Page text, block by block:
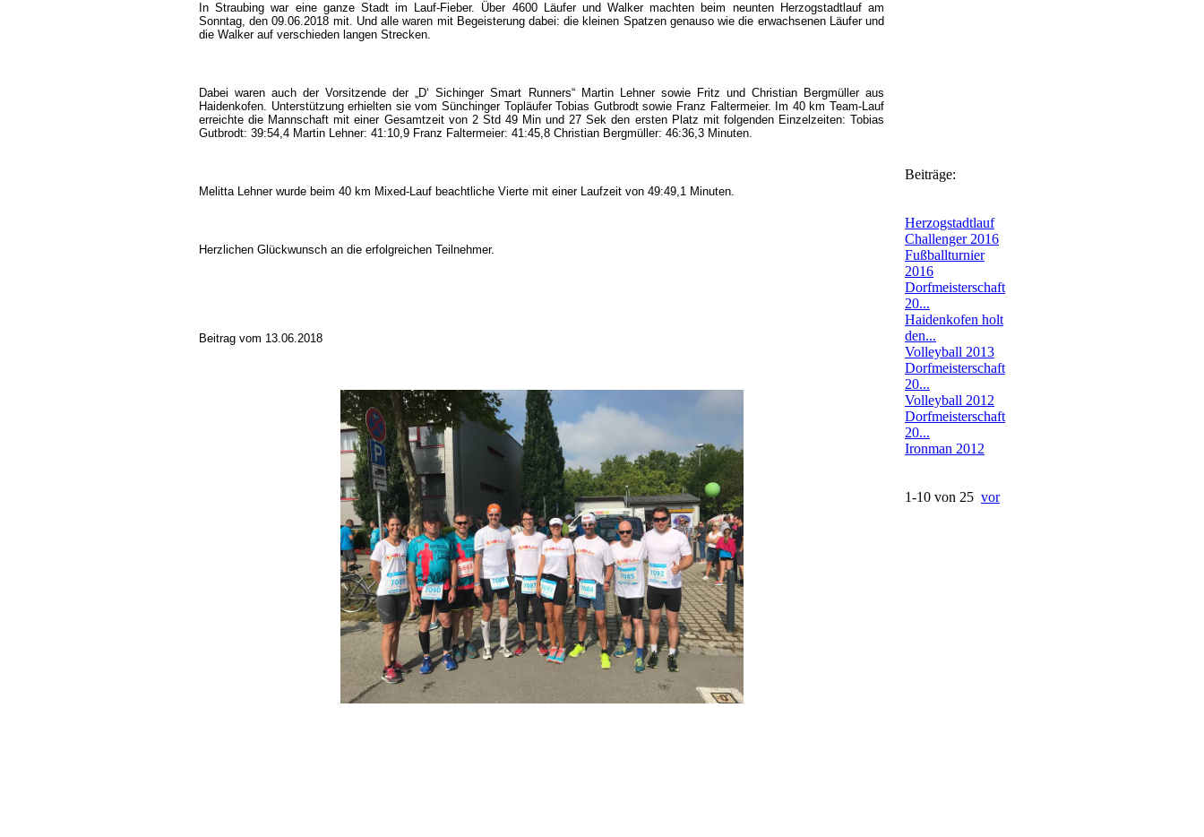
In Straubing war eine ganze Stadt im Lauf-Fieber. Über 4600 Läufer und Walker machten beim neunten Herzogstadtlauf am
Sonntag, den 09.06.2018 mit. Und alle waren mit Begeisterung dabei: die kleinen Spatzen genauso wie die erwachsenen Läufer und
die Walker auf verschieden langen Strecken.
Dabei waren auch der Vorsitzende der „D‘ Sichinger Smart Runners“ Martin Lehner sowie Fritz und Christian Bergmüller aus
Haidenkofen. Unterstützung erhielten sie vom Sünchinger Topläufer Tobias Gutbrodt sowie Franz Faltermeier. Im 40 km Team-Lauf
erreichte die Mannschaft mit einer Gesamtzeit von 2 Std 49 Min und 27 Sek den ersten Platz mit folgenden Einzelzeiten: Tobias
Gutbrodt: 39:54,4 Martin Lehner: 41:10,9 Franz Faltermeier: 41:45,8 Christian Bergmüller: 46:36,3 Minuten.
Melitta Lehner wurde beim 40 km Mixed-Lauf beachtliche Vierte mit einer Laufzeit von 49:49,1 Minuten.
Herzlichen Glückwunsch an die erfolgreichen Teilnehmer.
Beitrag vom 13.06.2018
Beiträge:
Herzogstadtlauf
Challenger 2016
Fußballturnier
2016
Dorfmeisterschaft
20...
Haidenkofen holt
den...
Volleyball 2013
Dorfmeisterschaft
20...
Volleyball 2012
Dorfmeisterschaft
20...
Ironman 2012
1-10 von 25 vor